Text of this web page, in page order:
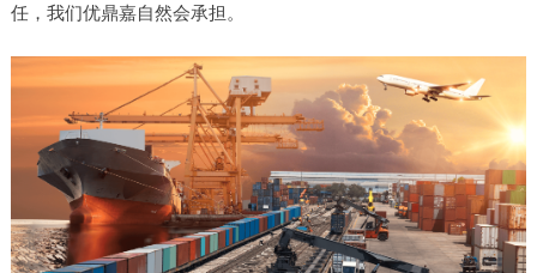
任，我们优鼎嘉自然会承担。